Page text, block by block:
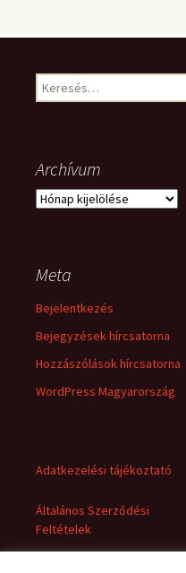
Keresés:
Archívum
Archívum
Meta
Bejelentkezés
Bejegyzések hírcsatorna
Hozzászólások hírcsatorna
WordPress Magyarország
Adatkezelési tájékoztató
Általános Szerződési
Feltételek